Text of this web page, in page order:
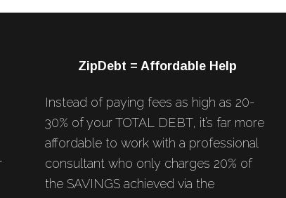
ZipDebt = Affordable Help
Instead of paying fees as high as 20-
30% of your TOTAL DEBT, it’s far more
affordable to work with a professional
consultant who only charges 20% of
the SAVINGS achieved via the